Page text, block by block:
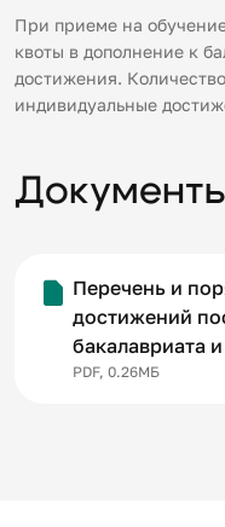
При приеме на
квоты в дополнение к
достижения.
индивидуальные
Перечень и
достижений
бакалавриата
PDF, 0.26МБ